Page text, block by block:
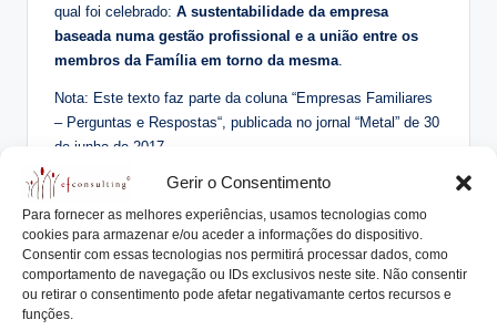
Gerir o Consentimento
Para fornecer as melhores experiências, usamos tecnologias como
cookies para armazenar e/ou aceder a informações do dispositivo.
Consentir com essas tecnologias nos permitirá processar dados, como
comportamento de navegação ou IDs exclusivos neste site. Não consentir
ou retirar o consentimento pode afetar negativamante certos recursos e
funções.
qual foi celebrado: A sustentabilidade da empresa
baseada numa gestão profissional e a união entre os
membros da Família em torno da mesma
Nota: Este texto faz parte da coluna “Empresas Familiares
– Perguntas e Respostas“, publicada no jornal “Metal” de 30
de junho de 2017
Tags:
#empresasfamiliaresdesucesso AIMMAP consultório
empresa familiar perguntas protocolo
Protocolo Familiar respostas